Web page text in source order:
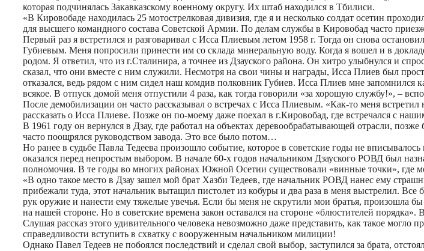
которая подчинялась Закавказскому военному округу. Их штаб находился в Тбилиси.
«В Кировобаде находилась 25 мотострелковая дивизия, где я и несколько солдат осетин
для высшего командного состава Советской Армии. По делам службы в Кировобад часто
Первый раз я встретился и разговаривал с Исса Плиевым летом 1958 г. Тогда он снова
Губиевым. Меня попросили принести им со склада минеральную воду. Когда я вошел и в
родом. Я ответил, что из г.Сталинира, а точнее из Дзауского района. Он хитро улыбнулся и
сказал, что они вместе с ним служили. Несмотря на свои чины и награды, Исса Плиев был
отказался, ведь рядом с ним сидел наш комдив полковник Губиев. Исса Плиев мне
всякое. В отпуск домой меня отпустили 4 раза, как тогда говорили «за хорошую службу!», –
После демобилизации он часто рассказывал о встречах с Исса Плиевым. «Как-то меня
рассказать о Исса Плиеве. Позже он по-моему даже поехал в г.Кировобад, где встречался с
В 1961 году он вернулся в Дзау, где работал на объектах деревообрабатывающей отрасли,
часто поощрялся руководством завода. Это все было потом…
Но ранее в судьбе Павла Тедеева произошло событие, которое в советские годы не
оказался перед непростым выбором. В начале 60-х годов начальником Дзауского РОВД был
полномочия. В те годы во многих районах Южной Осетии существовали «винные точки», где
«В одно такое место в Дзау зашел мой брат Хазби Тедеев, где начальник РОВД нанес ему
прибежали туда, этот начальник вытащил пистолет из кобуры и два раза в меня выстрелил.
рук оружие и нанести ему тяжелые увечья. Если бы меня не скрутили мои братья, произошла
на нашей стороне. Но в советские времена закон оставался на стороне «блюстителей
Слушая рассказ этого удивительного человека невозможно даже представить, как такое
справедливости вступить в схватку с вооруженным начальником милиции!
Однако Павел Тедеев не побоялся последствий и сделал свой выбор, заступился за брата,